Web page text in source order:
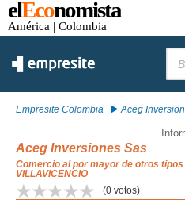
elEconomista
América | Colombia
Empresite Colombia Aceg
Aceg Inversiones Sas
Comercio al por mayor de otros
VILLAVICENCIO
(0 votos)